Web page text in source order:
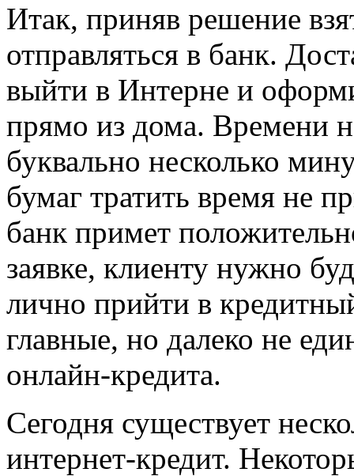
Итак, приняв решение
отправляться в банк.
выйти в Интерне и
прямо из дома. Времени
буквально несколько
бумаг тратить время не
банк примет
заявке, клиенту нужно
лично прийти в
главные, но далеко не
онлайн-кредита.
Сегодня существует
интернет-кредит.